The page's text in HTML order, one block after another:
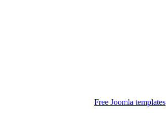
Free Joomla templates